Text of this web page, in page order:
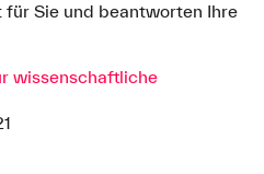
Sie und beantworten Ihre
wissenschaftliche